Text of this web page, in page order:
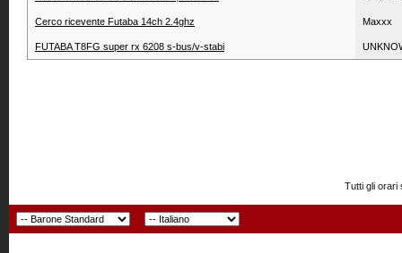
Cerco ricevente Futaba 14ch 2.4ghz Maxxx
FUTABA T8FG super rx 6208 s-bus/v-stabi
Tutti gli orari